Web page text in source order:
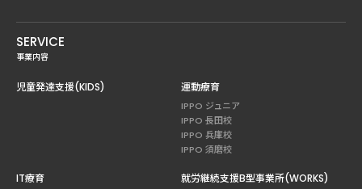
SERVICE
事業内容
児童発達支援(KIDS) 運動療育
IPPO ジュニア
IPPO 長田校
IPPO 兵庫校
IPPO 須磨校
IT療育 就労継続支援B型事業所(WORKS)